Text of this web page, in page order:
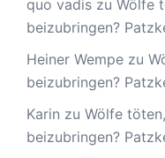
quo vadis zu Wölfe
beizubringen?
Heiner Wempe zu
beizubringen?
Karin zu Wölfe
beizubringen?